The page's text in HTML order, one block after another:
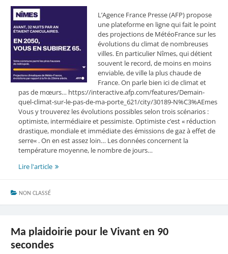
L’Agence France Presse (AFP) propose
une plateforme en ligne qui fait le point
des projections de MétéoFrance sur les
évolutions du climat de nombreuses
villes. En particulier Nîmes, qui détient
souvent le record, de moins en moins
enviable, de ville la plus chaude de
France. On parle bien ici de climat et
pas de mœurs… https://interactive.afp.com/features/Demain-
quel-climat-sur-le-pas-de-ma-porte_621/city/30189-N%C3%AEmes
Vous y trouverez les évolutions possibles selon trois scénarios :
optimiste, intermédiaire et pessimiste. Optimiste c’est « réduction
drastique, mondiale et immédiate des émissions de gaz à effet de
serre« . On en est assez loin… Les données concernent la
température moyenne, le nombre de jours…
Lire l'articleLe
en
NON CLASSÉ
Ma plaidoirie pour le Vivant en 90
secondes